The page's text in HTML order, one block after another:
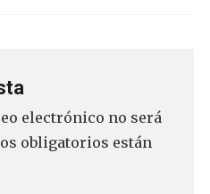
electrónico no será
obligatorios están